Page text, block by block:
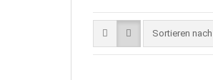
Sortieren nach
Sortieren nach